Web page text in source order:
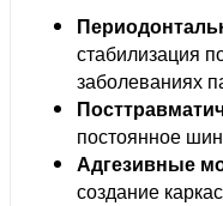
стабилизация
заболеваниях
постоянное
Адгезивные
создание